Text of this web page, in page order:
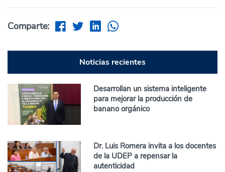
Comparte:
Noticias recientes
Desarrollan un sistema inteligente
para mejorar la producción de
banano orgánico
Dr. Luis Romera invita a los docentes
de la UDEP a repensar la
autenticidad